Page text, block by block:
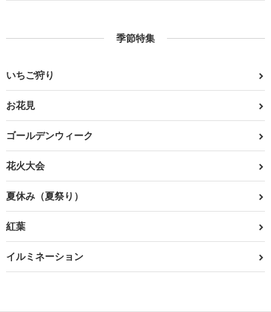
季節特集
いちご狩り
お花見
ゴールデンウィーク
花火大会
夏休み（夏祭り）
紅葉
イルミネーション